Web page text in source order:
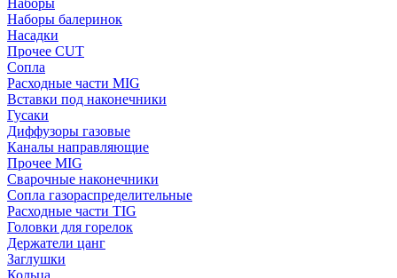
Наборы
Наборы балеринок
Насадки
Прочее CUT
Сопла
Расходные части MIG
Вставки под наконечники
Гусаки
Диффузоры газовые
Каналы направляющие
Прочее MIG
Сварочные наконечники
Сопла газораспределительные
Расходные части TIG
Головки для горелок
Держатели цанг
Заглушки
Кольца